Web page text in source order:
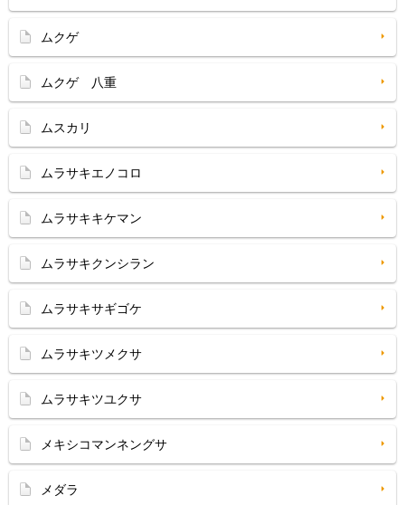
ムクゲ
ムクゲ 八重
ムスカリ
ムラサキエノコロ
ムラサキキケマン
ムラサキクンシラン
ムラサキサギゴケ
ムラサキツメクサ
ムラサキツユクサ
メキシコマンネングサ
メダラ